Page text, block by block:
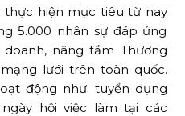
thực hiện mục tiêu từ nay
5.000 nhân sự đáp ứng
nâng tầm Thương
lưới trên toàn quốc.
động như: tuyển dụng
hội việc làm tại các